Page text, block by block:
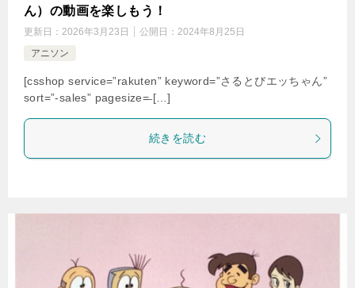
ん）の動画を楽しもう！
更新日： 2026年3月23日 公開日： 2024年8月25日
アニソン
[csshop service=”rakuten” keyword=”さるとびエッちゃん”
sort=”-sales” pagesize=̶ […]
続きを読む